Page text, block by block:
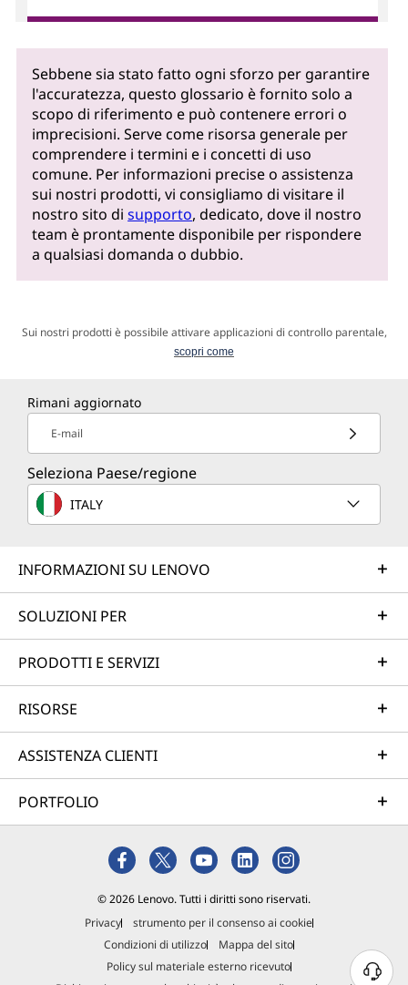
Sebbene sia stato fatto ogni sforzo per garantire
l'accuratezza, questo glossario è fornito solo a
scopo di riferimento e può contenere errori o
imprecisioni. Serve come risorsa generale per
comprendere i termini e i concetti di uso
comune. Per informazioni precise o assistenza
sui nostri prodotti, vi consigliamo di visitare il
nostro sito disupporto, dedicato, dove il nostro
team è prontamente disponibile per rispondere
a qualsiasi domanda o dubbio.
Sui nostri prodotti è possibile attivare applicazioni di controllo parentale,
scopri come
Rimani aggiornato
E-mail
Seleziona Paese/regione
ITALY
INFORMAZIONI SU LENOVO
SOLUZIONI PER
PRODOTTI E SERVIZI
RISORSE
ASSISTENZA CLIENTI
PORTFOLIO
© 2026 Lenovo. Tutti i diritti sono riservati.
Privacy
strumento per il consenso ai cookie
Condizioni di utilizzo
Mappa del sito
Policy sul materiale esterno ricevuto